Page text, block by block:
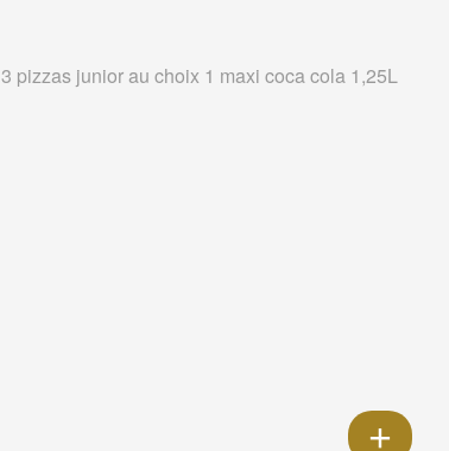
3 pizzas junior au choix 1 maxi coca cola 1,25L